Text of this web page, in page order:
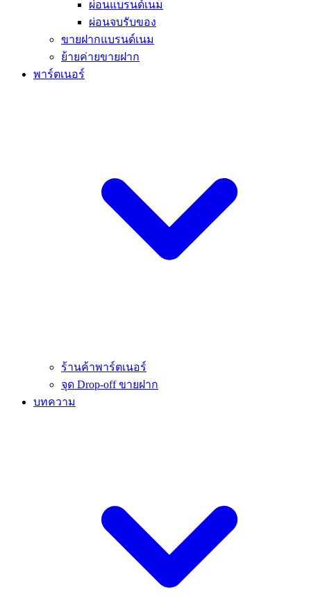
ผ่อนแบรนด์เนม
ผ่อนจบรับของ
ขายฝากแบรนด์เนม
ย้ายค่ายขายฝาก
พาร์ตเนอร์
ร้านค้าพาร์ตเนอร์
จุด Drop-off ขายฝาก
บทความ